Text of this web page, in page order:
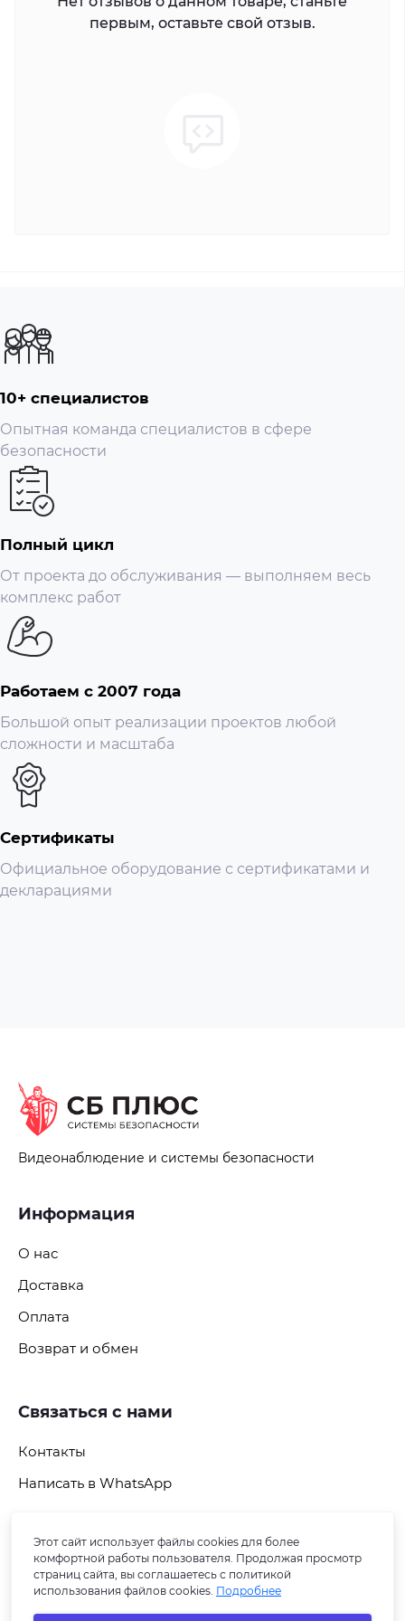
первым, оставьте свой отзыв.
10+ специалистов
Опытная команда специалистов в сфере
безопасности
Полный цикл
От проекта до обслуживания — выполняем весь
комплекс работ
Работаем с 2007 года
Большой опыт реализации проектов любой
сложности и масштаба
Сертификаты
Официальное оборудование с сертификатами и
декларациями
Видеонаблюдение и системы безопасности
Информация
О нас
Доставка
Оплата
Возврат и обмен
Связаться с нами
Контакты
Написать в WhatsApp
Подпишитесь на рассылку
Этот сайт использует файлы cookies для более
комфортной работы пользователя. Продолжая просмотр
страниц сайта, вы соглашаетесь с политикой
использования файлов cookies. Подробнее